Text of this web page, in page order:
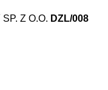
Z O.O. DZL/008